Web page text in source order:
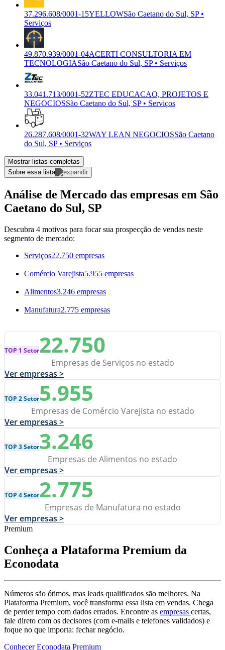
37.296.608/0001-15YELLOWSão Caetano do Sul, SP •
Serviços
49.870.939/0001-04ACERTI CONSULTORIA EM
TECNOLOGIASão Caetano do Sul, SP • Serviços
33.041.713/0001-52ZTEC EDUCACAO, PROJETOS E
NEGOCIOSSão Caetano do Sul, SP • Serviços
26.287.608/0001-32WAY LEAN NEGOCIOSSão Caetano
do Sul, SP • Serviços
Mostrar listas completas
Sobre essa lista
Análise de Mercado das empresas em São
Caetano do Sul, SP
Descubra 4 motivos para focar sua prospecção de vendas neste
segmento de mercado:
Serviços22.750 empresas
Comércio Varejista5.955 empresas
Alimentos3.246 empresas
Manufatura2.775 empresas
TOP 1 Setor22.750
Empresas de Serviços no estado
Ver empresas >
TOP 2 Setor5.955
Empresas de Comércio Varejista no estado
Ver empresas >
TOP 3 Setor3.246
Empresas de Alimentos no estado
Ver empresas >
TOP 4 Setor2.775
Empresas de Manufatura no estado
Ver empresas >
Premium
Conheça a Plataforma Premium da
Econodata
Números são ótimos, mas leads qualificados são melhores. Na
Plataforma Premium, você transforma essa lista em vendas. Chega
de perder tempo com dados errados. Encontre as empresas certas,
fale direto com os decisores (com e-mails e telefones validados) e
foque no que importa: fechar negócio.
Conhecer Econodata Premium